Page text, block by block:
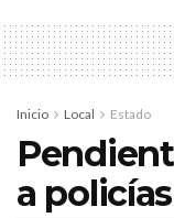
Inicio Local Estado
a